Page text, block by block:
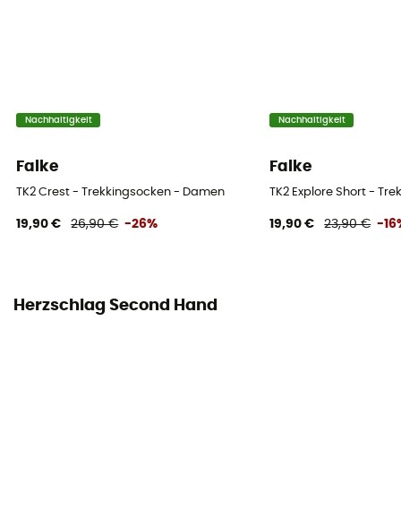
Nachhaltigkeit
Falke
TK2 Crest - Trekkingsocken - Damen
19,90 € 26,90 € -26%
Nachhaltigkeit
Falke
TK2 Explore Short -
19,90 € 23,90 € -
Herzschlag Second Hand